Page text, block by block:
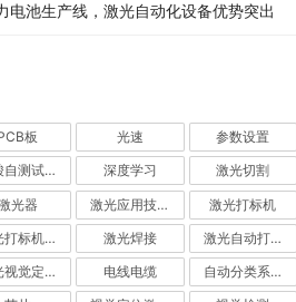
电池生产线，激光自动化设备优势突出
板 光速 参数设置
核酸自测试剂盒 深度学习 激光切割
光器 激光应用技术 激光打标机
激光打标机品牌厂家前十名 激光焊接 激光自动打标机
激光视觉定位 电线电缆 自动分类系统